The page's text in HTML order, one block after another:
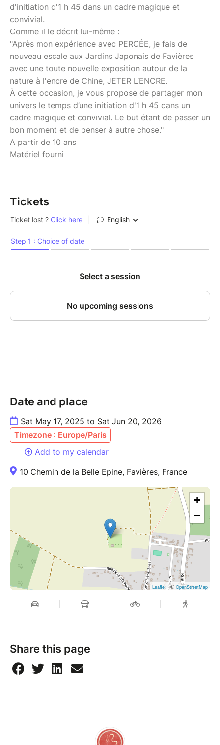
d'initiation d'1 h 45 dans un cadre magique et
convivial.
Comme il le décrit lui-même :
"Après mon expérience avec PERCÉE, je fais de
nouveau escale aux Jardins Japonais de Favières
avec une toute nouvelle exposition autour de la
nature à l'encre de Chine, JETER L’ENCRE.
À cette occasion, je vous propose de partager mon
univers le temps d’une initiation d'1 h 45 dans un
cadre magique et convivial. Le but étant de passer un
bon moment et de penser à autre chose."
A partir de 10 ans
Matériel fourni
Tickets
Date and place
Sat May 17, 2025 to Sat Jun 20, 2026
Timezone : Europe/Paris
Add to my calendar
10 Chemin de la Belle Epine, Favières, France
+
−
Leaflet | © OpenStreetMap
Share this page